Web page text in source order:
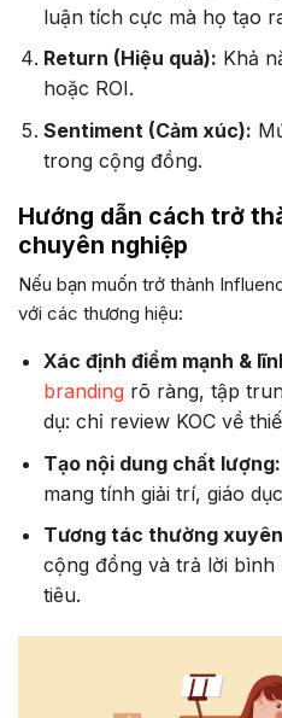
luận tích cực mà họ tạo
Return (Hiệu quả): Khả
hoặc ROI.
Sentiment (Cảm xúc):
trong cộng đồng.
Hướng dẫn cách trở
chuyên nghiệp
Nếu bạn muốn trở thành
với các thương hiệu:
Xác định điểm mạnh &
brandingrõ ràng, tập
dụ: chỉ review KOC về
Tạo nội dung chất lượng:
mang tính giải trí, giáo
Tương tác thường
cộng đồng và trả lời bình
tiêu.